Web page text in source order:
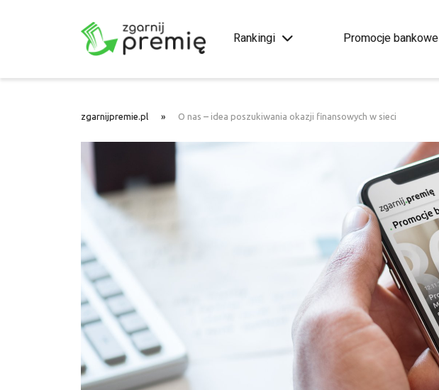
Rankingi Promocje bankowe
zgarnijpremie.pl » O nas – idea poszukiwania okazji finansowych w sieci